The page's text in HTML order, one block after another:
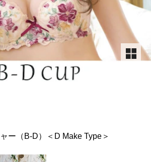
ー（B-D）＜D Make Type＞